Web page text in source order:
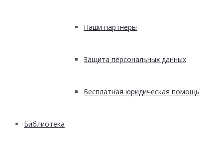
Наши партнеры
Защита персональных данных
Бесплатная юридическая помощь
Библиотека